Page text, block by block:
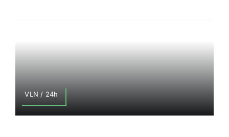
VLN / 24h